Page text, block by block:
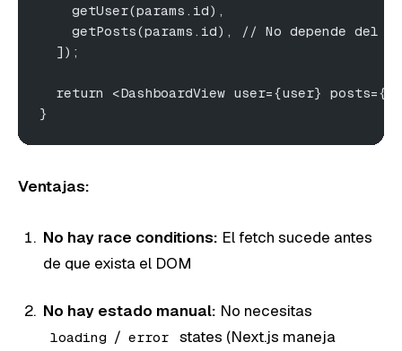
    getUser(params.id),
getPosts(params.id), // No depende del
  ]);
return <DashboardView user={user}
}
Ventajas:
No hay race conditions: El fetch sucede antes
de que exista el DOM
No hay estado manual: No necesitas
loading / error
states (Next.js maneja